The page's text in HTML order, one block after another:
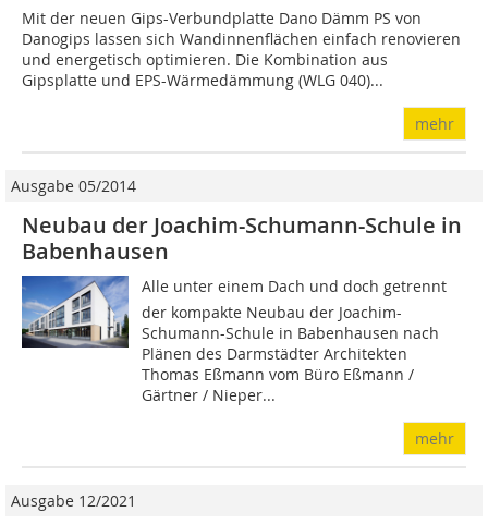
Mit der neuen Gips-Verbundplatte Dano Dämm PS von
Danogips lassen sich Wandinnenflächen einfach renovieren
und energetisch optimieren. Die Kombination aus
Gipsplatte und EPS-Wärmedämmung (WLG 040)...
mehr
Ausgabe 05/2014
Neubau der Joachim-Schumann-Schule in
Babenhausen
Alle unter einem Dach und doch getrennt 
der kompakte Neubau der Joachim-
Schumann-Schule in Babenhausen nach
Plänen des Darmstädter Architekten
Thomas Eßmann vom Büro Eßmann /
Gärtner / Nieper...
mehr
Ausgabe 12/2021